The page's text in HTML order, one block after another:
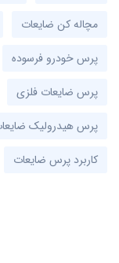
مچاله کن ضایعات
پرس خودرو فرسوده
پرس ضایعات فلزی
پرس هیدرولیک
کاربرد پرس ضایعات